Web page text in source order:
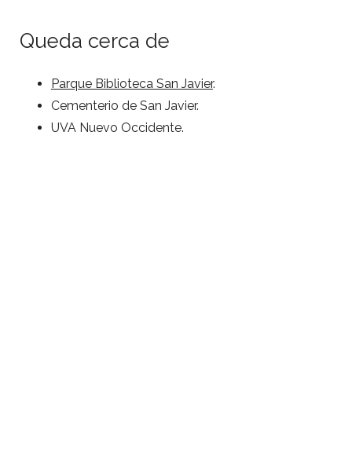
Queda cerca de
Parque Biblioteca San Javier.
Cementerio de San Javier.
UVA Nuevo Occidente.